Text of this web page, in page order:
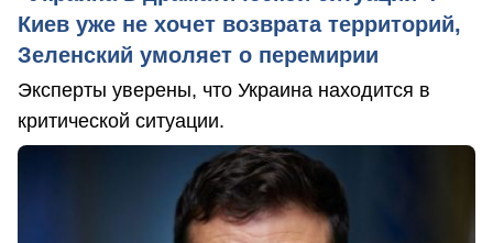
Киев уже не хочет возврата территорий,
Зеленский умоляет о перемирии
Эксперты уверены, что Украина находится в
критической ситуации.